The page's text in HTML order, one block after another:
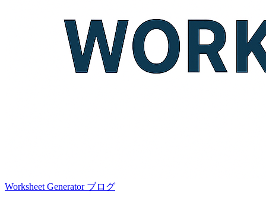
Worksheet Generator ブログ